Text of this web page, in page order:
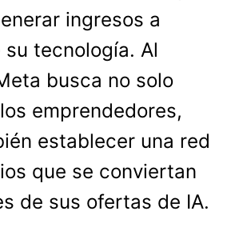
ingresos a
tecnología. Al
busca no solo
emprendedores,
establecer una red
que se conviertan
de sus ofertas de IA.